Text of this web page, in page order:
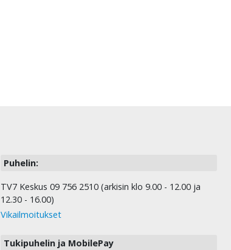
Puhelin:
TV7 Keskus 09 756 2510 (arkisin klo 9.00 - 12.00 ja
12.30 - 16.00)
Vikailmoitukset
Tukipuhelin ja MobilePay